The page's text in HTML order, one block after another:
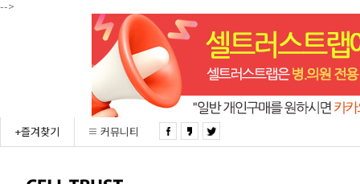
-->
+즐겨찾기 커뮤니티